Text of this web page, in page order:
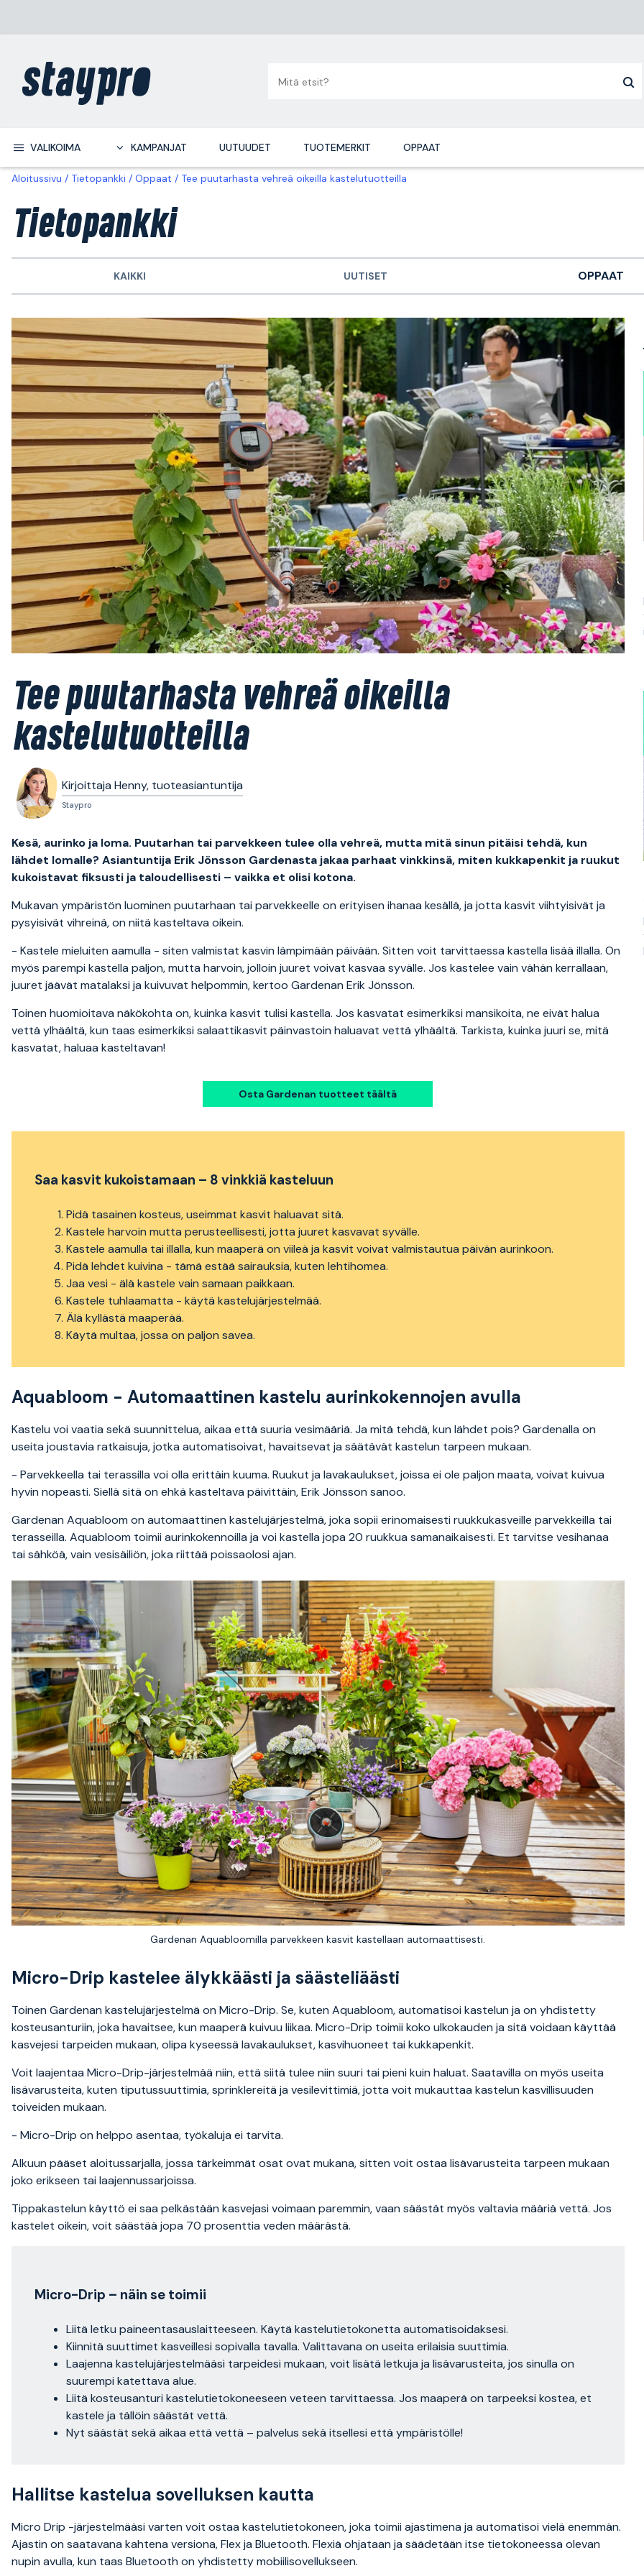
VALIKOIMA KAMPANJAT UUTUUDET TUOTEMERKIT OPPAAT
Aloitussivu Tietopankki Oppaat Tee puutarhasta vehreä oikeilla kastelutuotteilla
Tietopankki
KAIKKI UUTISET OPPAAT
Tee puutarhasta vehreä oikeilla
kastelutuotteilla
Kirjoittaja Henny, tuoteasiantuntija
Staypro
Kesä, aurinko ja loma. Puutarhan tai parvekkeen tulee olla vehreä, mutta mitä sinun pitäisi tehdä, kun
lähdet lomalle? Asiantuntija Erik Jönsson Gardenasta jakaa parhaat vinkkinsä, miten kukkapenkit ja ruukut
kukoistavat fiksusti ja taloudellisesti – vaikka et olisi kotona.
Mukavan ympäristön luominen puutarhaan tai parvekkeelle on erityisen ihanaa kesällä, ja jotta kasvit viihtyisivät ja
pysyisivät vihreinä, on niitä kasteltava oikein.
- Kastele mieluiten aamulla - siten valmistat kasvin lämpimään päivään. Sitten voit tarvittaessa kastella lisää illalla. On
myös parempi kastella paljon, mutta harvoin, jolloin juuret voivat kasvaa syvälle. Jos kastelee vain vähän kerrallaan,
juuret jäävät matalaksi ja kuivuvat helpommin, kertoo Gardenan Erik Jönsson.
Toinen huomioitava näkökohta on, kuinka kasvit tulisi kastella. Jos kasvatat esimerkiksi mansikoita, ne eivät halua
vettä ylhäältä, kun taas esimerkiksi salaattikasvit päinvastoin haluavat vettä ylhäältä. Tarkista, kuinka juuri se, mitä
kasvatat, haluaa kasteltavan!
Osta Gardenan tuotteet täältä
Saa kasvit kukoistamaan – 8 vinkkiä kasteluun
Pidä tasainen kosteus, useimmat kasvit haluavat sitä.
Kastele harvoin mutta perusteellisesti, jotta juuret kasvavat syvälle.
Kastele aamulla tai illalla, kun maaperä on viileä ja kasvit voivat valmistautua päivän aurinkoon.
Pidä lehdet kuivina - tämä estää sairauksia, kuten lehtihomea.
Jaa vesi - älä kastele vain samaan paikkaan.
Kastele tuhlaamatta - käytä kastelujärjestelmää.
Älä kyllästä maaperää.
Käytä multaa, jossa on paljon savea.
Aquabloom - Automaattinen kastelu aurinkokennojen avulla
Kastelu voi vaatia sekä suunnittelua, aikaa että suuria vesimääriä. Ja mitä tehdä, kun lähdet pois? Gardenalla on
useita joustavia ratkaisuja, jotka automatisoivat, havaitsevat ja säätävät kastelun tarpeen mukaan.
- Parvekkeella tai terassilla voi olla erittäin kuuma. Ruukut ja lavakaulukset, joissa ei ole paljon maata, voivat kuivua
hyvin nopeasti. Siellä sitä on ehkä kasteltava päivittäin, Erik Jönsson sanoo.
Gardenan Aquabloom on automaattinen kastelujärjestelmä, joka sopii erinomaisesti ruukkukasveille parvekkeilla tai
terasseilla. Aquabloom toimii aurinkokennoilla ja voi kastella jopa 20 ruukkua samanaikaisesti. Et tarvitse vesihanaa
tai sähköä, vain vesisäiliön, joka riittää poissaolosi ajan.
Gardenan Aquabloomilla parvekkeen kasvit kastellaan automaattisesti.
Micro-Drip kastelee älykkäästi ja säästeliäästi
Toinen Gardenan kastelujärjestelmä on Micro-Drip. Se, kuten Aquabloom, automatisoi kastelun ja on yhdistetty
kosteusanturiin, joka havaitsee, kun maaperä kuivuu liikaa. Micro-Drip toimii koko ulkokauden ja sitä voidaan käyttää
kasvejesi tarpeiden mukaan, olipa kyseessä lavakaulukset, kasvihuoneet tai kukkapenkit.
Voit laajentaa Micro-Drip-järjestelmää niin, että siitä tulee niin suuri tai pieni kuin haluat. Saatavilla on myös useita
lisävarusteita, kuten tiputussuuttimia, sprinklereitä ja vesilevittimiä, jotta voit mukauttaa kastelun kasvillisuuden
toiveiden mukaan.
- Micro-Drip on helppo asentaa, työkaluja ei tarvita.
Alkuun pääset aloitussarjalla, jossa tärkeimmät osat ovat mukana, sitten voit ostaa lisävarusteita tarpeen mukaan
joko erikseen tai laajennussarjoissa.
Tippakastelun käyttö ei saa pelkästään kasvejasi voimaan paremmin, vaan säästät myös valtavia määriä vettä. Jos
kastelet oikein, voit säästää jopa 70 prosenttia veden määrästä.
Micro-Drip – näin se toimii
Liitä letku paineentasauslaitteeseen. Käytä kastelutietokonetta automatisoidaksesi.
Kiinnitä suuttimet kasveillesi sopivalla tavalla. Valittavana on useita erilaisia ​​suuttimia.
Laajenna kastelujärjestelmääsi tarpeidesi mukaan, voit lisätä letkuja ja lisävarusteita, jos sinulla on
suurempi katettava alue.
Liitä kosteusanturi kastelutietokoneeseen veteen tarvittaessa. Jos maaperä on tarpeeksi kostea, et
kastele ja tällöin säästät vettä.
Nyt säästät sekä aikaa että vettä – palvelus sekä itsellesi että ympäristölle!
Hallitse kastelua sovelluksen kautta
Micro Drip -järjestelmääsi varten voit ostaa kastelutietokoneen, joka toimii ajastimena ja automatisoi vielä enemmän.
Ajastin on saatavana kahtena versiona, Flex ja Bluetooth. Flexiä ohjataan ja säädetään itse tietokoneessa olevan
nupin avulla, kun taas Bluetooth on yhdistetty mobiilisovellukseen.